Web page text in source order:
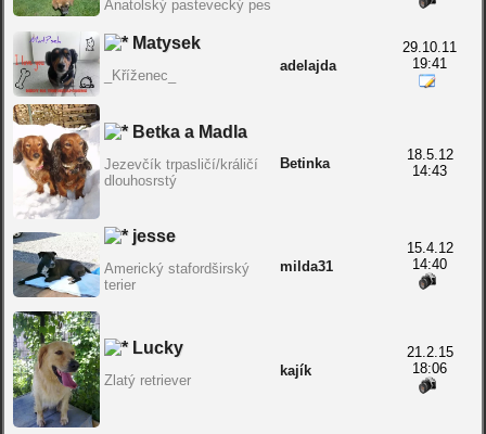
Anatolský pastevecký pes
Matysek
_Kříženec_
adelajda
29.10.11
19:41
Betka a Madla
Jezevčík trpasličí/králičí
dlouhosrstý
Betinka
18.5.12
14:43
jesse
Americký stafordširský
terier
milda31
15.4.12
14:40
Lucky
Zlatý retriever
kajík
21.2.15
18:06